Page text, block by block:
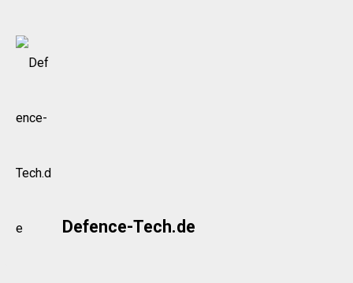
Skip
Defence-Tech.de